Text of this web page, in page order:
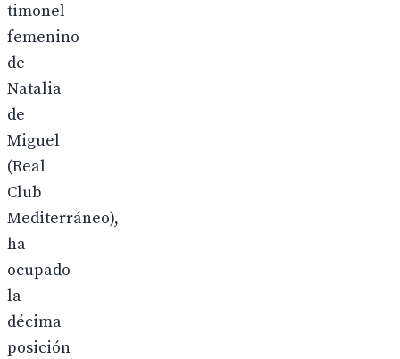
timonel
femenino
de
Natalia
de
Miguel
(Real
Club
Mediterráneo),
ha
ocupado
la
décima
posición